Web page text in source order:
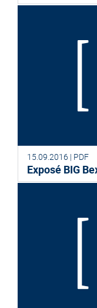
15.09.2016 | PDF
Exposé BIG